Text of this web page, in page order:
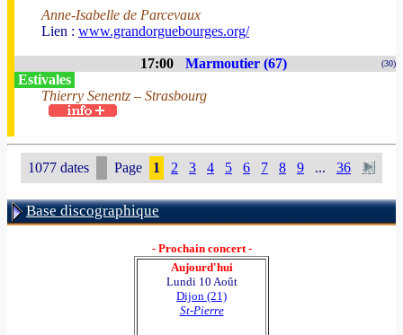
Anne-Isabelle de Parcevaux
Lien : www.grandorguebourges.org/
17:00 Marmoutier (67) (30)
Estivales
Thierry Senentz – Strasbourg
1077 dates Page 1 2 3 4 5 6 7 8 9 ... 36
Base discographique
- Prochain concert -
Aujourd'hui
Lundi 10 Août
Dijon (21)
St-Pierre